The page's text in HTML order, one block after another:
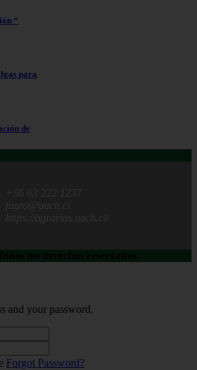
“
para
de
and your password.
Forgot Password?